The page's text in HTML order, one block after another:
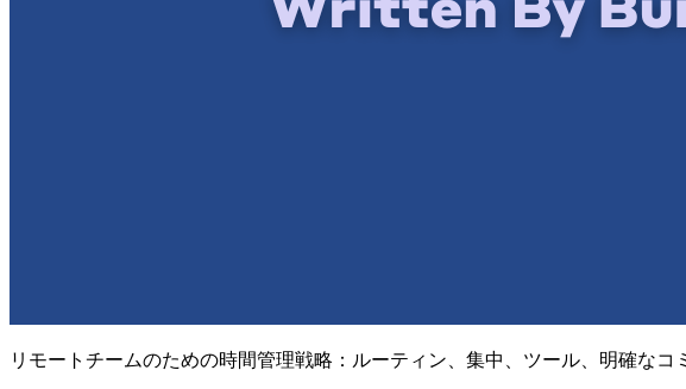
リモートチームのための時間管理戦略：ルーティン、集中、ツール、明確な